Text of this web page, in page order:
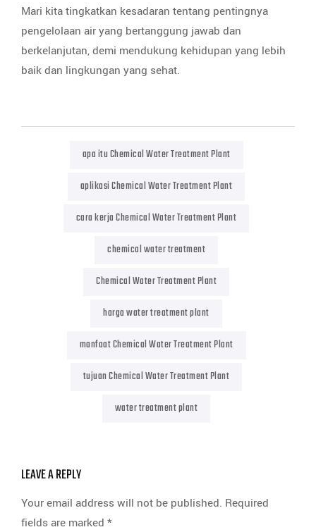
Mari kita tingkatkan kesadaran tentang pentingnya
pengelolaan air yang bertanggung jawab dan
berkelanjutan, demi mendukung kehidupan yang lebih
baik dan lingkungan yang sehat.
apa itu Chemical Water Treatment Plant
aplikasi Chemical Water Treatment Plant
cara kerja Chemical Water Treatment Plant
chemical water treatment
Chemical Water Treatment Plant
harga water treatment plant
manfaat Chemical Water Treatment Plant
tujuan Chemical Water Treatment Plant
water treatment plant
LEAVE A REPLY
Your email address will not be published. Required
fields are marked *